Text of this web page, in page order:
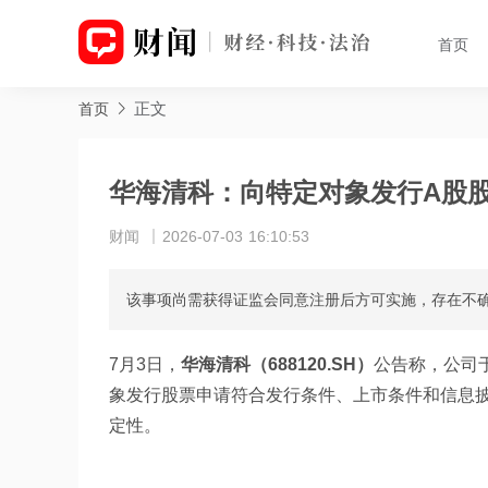
首页
首页 正文
华海清科：向特定对象发行A股
财闻 2026-07-03 16:10:53
该事项尚需获得证监会同意注册后方可实施，存在不
7月3日， 华海清科（688120.SH） 公告称，公司
象发行股票申请符合发行条件、上市条件和信息
定性。